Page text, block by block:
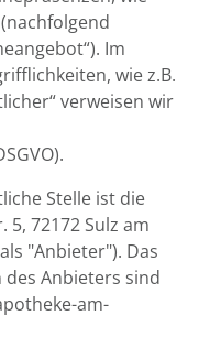
Im
wie z.B.
verweisen wir
Stelle ist die
72172 Sulz am
"Anbieter"). Das
Anbieters sind
am-